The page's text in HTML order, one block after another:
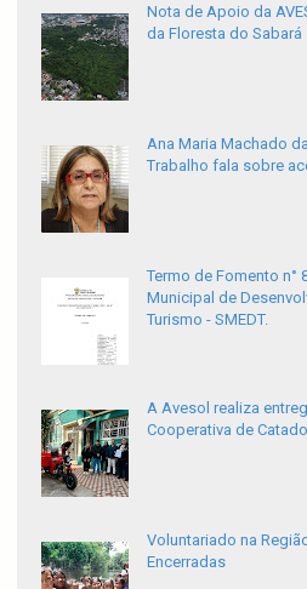
Nota de Apoio da
da Floresta do Sabará
Ana Maria Machado
Trabalho fala sobre
Termo de Fomento n°
Municipal de
Turismo - SMEDT.
A Avesol realiza
Cooperativa de
Voluntariado na
Encerradas